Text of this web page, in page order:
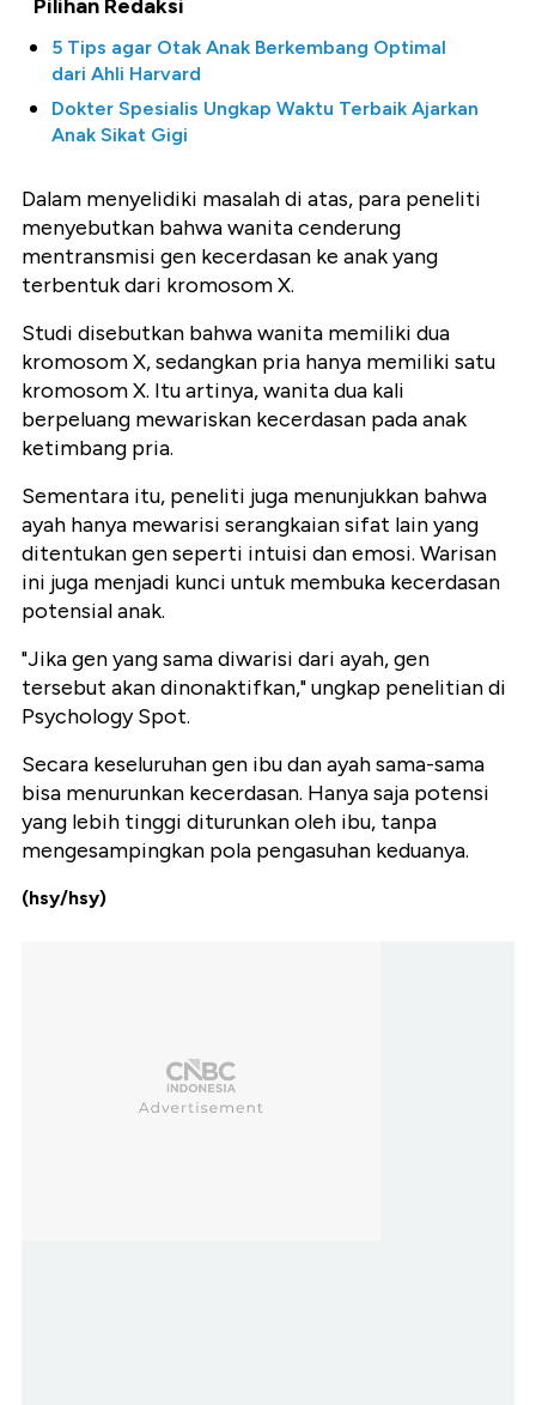
Pilihan Redaksi
5 Tips agar Otak Anak Berkembang Optimal
dari Ahli Harvard
Dokter Spesialis Ungkap Waktu Terbaik Ajarkan
Anak Sikat Gigi
Dalam menyelidiki masalah di atas, para peneliti
menyebutkan bahwa wanita cenderung
mentransmisi gen kecerdasan ke anak yang
terbentuk dari kromosom X.
Studi disebutkan bahwa wanita memiliki dua
kromosom X, sedangkan pria hanya memiliki satu
kromosom X. Itu artinya, wanita dua kali
berpeluang mewariskan kecerdasan pada anak
ketimbang pria.
Sementara itu, peneliti juga menunjukkan bahwa
ayah hanya mewarisi serangkaian sifat lain yang
ditentukan gen seperti intuisi dan emosi. Warisan
ini juga menjadi kunci untuk membuka kecerdasan
potensial anak.
"Jika gen yang sama diwarisi dari ayah, gen
tersebut akan dinonaktifkan," ungkap penelitian di
Psychology Spot.
Secara keseluruhan gen ibu dan ayah sama-sama
bisa menurunkan kecerdasan. Hanya saja potensi
yang lebih tinggi diturunkan oleh ibu, tanpa
mengesampingkan pola pengasuhan keduanya.
(hsy/hsy)